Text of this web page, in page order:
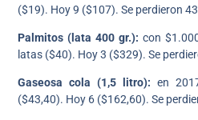
($19). Hoy 9 ($107). Se perdieron
Palmitos (lata 400 gr.): con
latas ($40). Hoy 3 ($329). Se
Gaseosa cola (1,5 litro): en
($43,40). Hoy 6 ($162,60). Se